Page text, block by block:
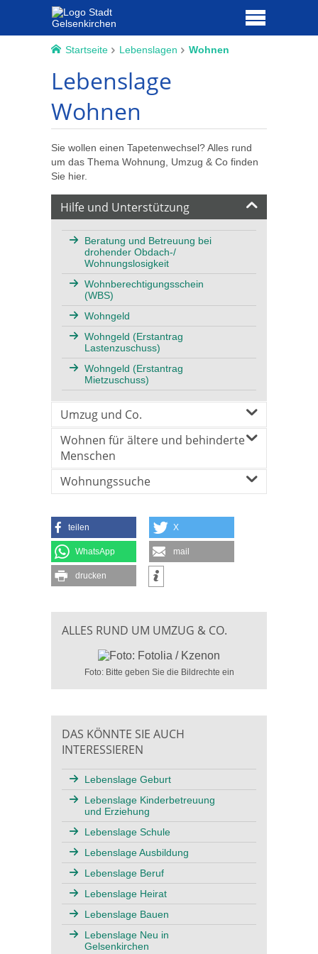
Startseite Lebenslagen Wohnen
Lebenslage
Wohnen
Sie wollen einen Tapetenwechsel? Alles rund
um das Thema Wohnung, Umzug & Co finden
Sie hier.
Hilfe und Unterstützung
Beratung und Betreuung bei
drohender Obdach-/
Wohnungslosigkeit
Wohnberechtigungsschein
(WBS)
Wohngeld
Wohngeld (Erstantrag
Lastenzuschuss)
Wohngeld (Erstantrag
Mietzuschuss)
Umzug und Co.
Wohnen für ältere und behinderte
Menschen
Wohnungssuche
teilen X
WhatsApp mail
drucken
ALLES RUND UM UMZUG & CO.
Foto: Bitte geben Sie die Bildrechte ein
DAS KÖNNTE SIE AUCH
INTERESSIEREN
Lebenslage Geburt
Lebenslage Kinderbetreuung
und Erziehung
Lebenslage Schule
Lebenslage Ausbildung
Lebenslage Beruf
Lebenslage Heirat
Lebenslage Bauen
Lebenslage Neu in
Gelsenkirchen